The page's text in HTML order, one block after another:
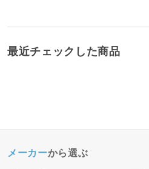
最近チェックした商品
メーカーから選ぶ